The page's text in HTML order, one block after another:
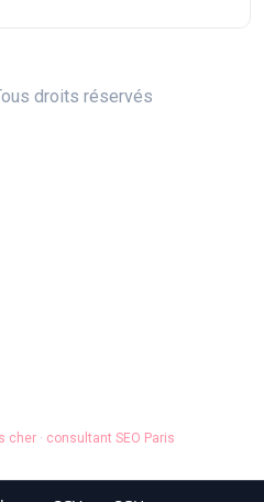
droits réservés
cher· consultant SEO Paris